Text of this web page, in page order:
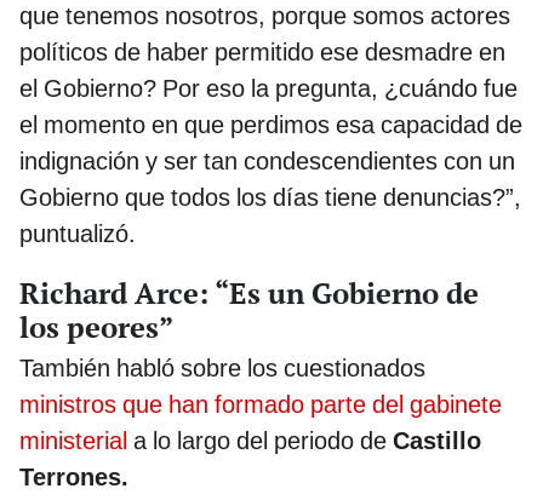
que tenemos nosotros, porque somos actores
políticos de haber permitido ese desmadre en
el Gobierno? Por eso la pregunta, ¿cuándo fue
el momento en que perdimos esa capacidad de
indignación y ser tan condescendientes con un
Gobierno que todos los días tiene denuncias?”,
puntualizó.
Richard Arce: “Es un Gobierno de
los peores”
También habló sobre los cuestionados
ministros que han formado parte del gabinete
ministerial a lo largo del periodo de Castillo
Terrones.